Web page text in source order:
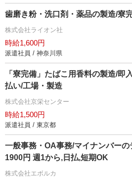
歯磨き粉・洗口剤・薬品の製造/寮
株式会社ライオン社
時給1,600円
派遣社員 / 神奈川県
「寮完備」たばこ用香料の製造/即
払い/工場・製造
株式会社京栄センター
時給1,500円
派遣社員 / 東京都
一般事務・OA事務/マイナンバー
1900円 週1から,日払,短期OK
株式会社エボルカ